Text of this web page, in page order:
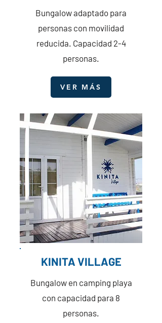
Bungalow adaptado para
personas con movilidad
reducida. Capacidad 2-4
personas.
VER MÁS
KINITA VILLAGE
Bungalow en camping playa
con capacidad para 8
personas.